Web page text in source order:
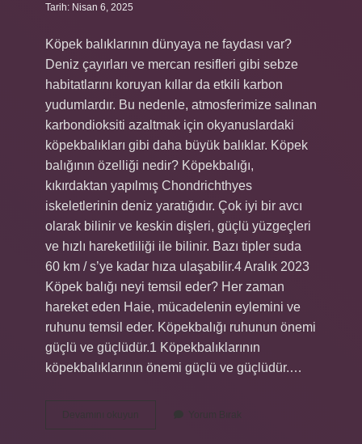
Tarih: Nisan 6, 2025
Köpek balıklarının dünyaya ne faydası var?
Deniz çayırları ve mercan resifleri gibi sebze
habitatlarını koruyan kıllar da etkili karbon
yudumlardır. Bu nedenle, atmosferimize salınan
karbondioksiti azaltmak için okyanuslardaki
köpekbalıkları gibi daha büyük balıklar. Köpek
balığının özelliği nedir? Köpekbalığı,
kıkırdaktan yapılmış Chondrichthyes
iskeletlerinin deniz yaratığıdır. Çok iyi bir avcı
olarak bilinir ve keskin dişleri, güçlü yüzgeçleri
ve hızlı hareketliliği ile bilinir. Bazı tipler suda
60 km / s’ye kadar hıza ulaşabilir.4 Aralık 2023
Köpek balığı neyi temsil eder? Her zaman
hareket eden Haie, mücadelenin eylemini ve
ruhunu temsil eder. Köpekbalığı ruhunun önemi
güçlü ve güçlüdür.1 Köpekbalıklarının
köpekbalıklarının önemi güçlü ve güçlüdür.…
Devamını okuyun
Balığının
Yorum Bırak